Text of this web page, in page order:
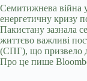
Семитижнева війна
енергетичну кризу
Пакистану зазнала
життєво важливі
(СПГ), що призвело
Про це пише